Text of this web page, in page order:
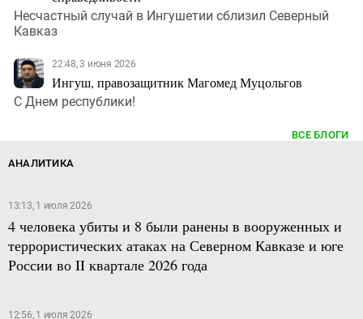
Несчастный случай в Ингушетии сблизил Северный
Кавказ
22:48, 3 июня 2026
Ингуш, правозащитник Магомед Муцольгов
С Днем республики!
ВСЕ БЛОГИ
АНАЛИТИКА
13:13, 1 июля 2026
4 человека убиты и 8 были ранены в вооруженных и
террористических атаках на Северном Кавказе и юге
России во II квартале 2026 года
12:56, 1 июля 2026